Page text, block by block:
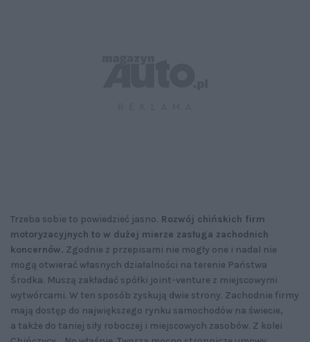
Trzeba sobie to powiedzieć jasno. Rozwój chińskich firm
motoryzacyjnych to w dużej mierze zasługa zachodnich
koncernów. Zgodnie z przepisami nie mogły one i nadal nie
mogą otwierać własnych działalności na terenie Państwa
Środka. Muszą zakładać spółki joint-venture z miejscowymi
wytwórcami. W ten sposób zyskują dwie strony. Zachodnie firmy
mają dostęp do największego rynku samochodów na świecie,
a także do taniej siły roboczej i miejscowych zasobów. Z kolei